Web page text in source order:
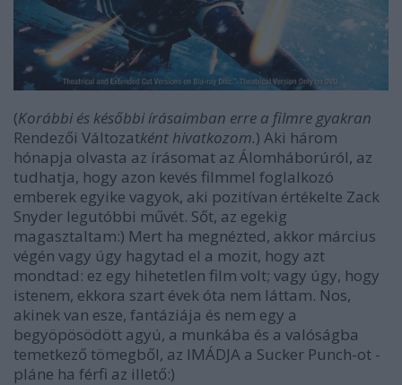
(Korábbi és későbbi írásaimban erre a filmre gyakran
Rendezői Változatként hivatkozom.) Aki három
hónapja olvasta az írásomat az Álomháborúról, az
tudhatja, hogy azon kevés filmmel foglalkozó
emberek egyike vagyok, aki pozitívan értékelte Zack
Snyder legutóbbi művét. Sőt, az egekig
magasztaltam:) Mert ha megnézted, akkor március
végén vagy úgy hagytad el a mozit, hogy azt
mondtad: ez egy hihetetlen film volt; vagy úgy, hogy
istenem, ekkora szart évek óta nem láttam. Nos,
akinek van esze, fantáziája és nem egy a
begyöpösödött agyú, a munkába és a valóságba
temetkező tömegből, az IMÁDJA a Sucker Punch-ot -
pláne ha férfi az illető:)